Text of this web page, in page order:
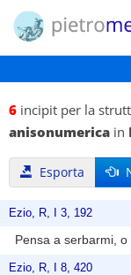
6 incipit per la
anisonumerica in
Esporta
Ezio, R, I 3, 192
Pensa a serbarmi, o
Ezio, R, I 8, 420